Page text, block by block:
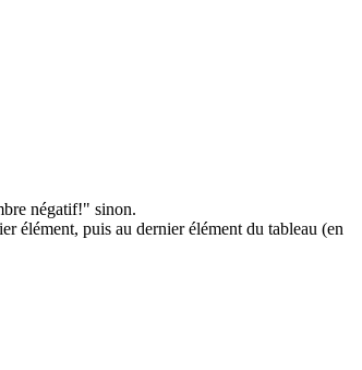
négatif!" sinon.
élément, puis au dernier élément du tableau (en